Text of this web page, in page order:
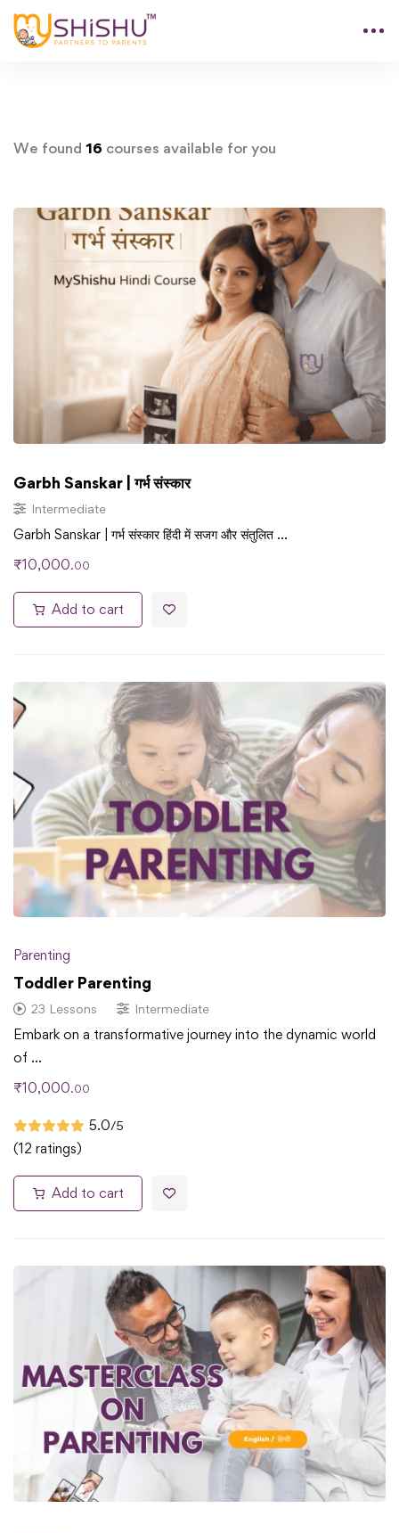
We found 16 courses available for you
Garbh Sanskar | गर्भ संस्कार
Intermediate
Garbh Sanskar | गर्भ संस्कार हिंदी में सजग और संतुलित …
₹10,000.00
Add to cart
Parenting
Toddler Parenting
23 Lessons Intermediate
Embark on a transformative journey into the dynamic world
of …
₹10,000.00
5.0/5
(12 ratings)
Add to cart